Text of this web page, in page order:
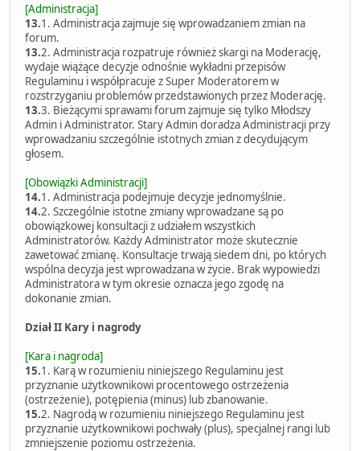
[Administracja]
13.1. Administracja zajmuje się wprowadzaniem zmian na
forum.
13.2. Administracja rozpatruje również skargi na Moderację,
wydaje wiążące decyzje odnośnie wykładni przepisów
Regulaminu i współpracuje z Super Moderatorem w
rozstrzyganiu problemów przedstawionych przez Moderację.
13.3. Bieżącymi sprawami forum zajmuje się tylko Młodszy
Admin i Administrator. Stary Admin doradza Administracji przy
wprowadzaniu szczególnie istotnych zmian z decydującym
głosem.
[Obowiązki Administracji]
14.1. Administracja podejmuje decyzje jednomyślnie.
14.2. Szczególnie istotne zmiany wprowadzane są po
obowiązkowej konsultacji z udziałem wszystkich
Administratorów. Każdy Administrator może skutecznie
zawetować zmianę. Konsultacje trwają siedem dni, po których
wspólna decyzja jest wprowadzana w życie. Brak wypowiedzi
Administratora w tym okresie oznacza jego zgodę na
dokonanie zmian.
Dział II Kary i nagrody
[Kara i nagroda]
15.1. Karą w rozumieniu niniejszego Regulaminu jest
przyznanie użytkownikowi procentowego ostrzeżenia
(ostrzeżenie), potępienia (minus) lub zbanowanie.
15.2. Nagrodą w rozumieniu niniejszego Regulaminu jest
przyznanie użytkownikowi pochwały (plus), specjalnej rangi lub
zmniejszenie poziomu ostrzeżenia.